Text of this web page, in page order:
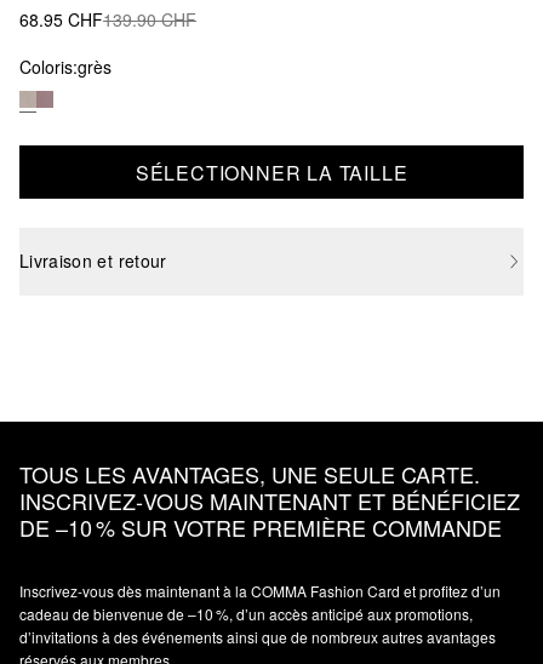
68.95 CHF139.90 CHF
Coloris:grès
SÉLECTIONNER LA TAILLE
Livraison et retour
TOUS LES AVANTAGES, UNE SEULE CARTE.
INSCRIVEZ‑VOUS MAINTENANT ET BÉNÉFICIEZ
DE –10 % SUR VOTRE PREMIÈRE COMMANDE
Inscrivez‑vous dès maintenant à la COMMA Fashion Card et profitez d’un
cadeau de bienvenue de –10 %, d’un accès anticipé aux promotions,
d’invitations à des événements ainsi que de nombreux autres avantages
réservés aux membres